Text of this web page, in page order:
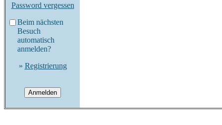
Password vergessen
Beim nächsten
Besuch
automatisch
anmelden?
» Registrierung